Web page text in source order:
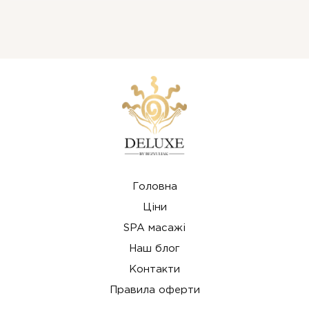
втоми, майстри Масажного Центру Deluxe by
Bezvuliak можуть підібрати індивідуальний курс
Головна
Ціни
SPA масажі
Наш блог
Контакти
Правила оферти